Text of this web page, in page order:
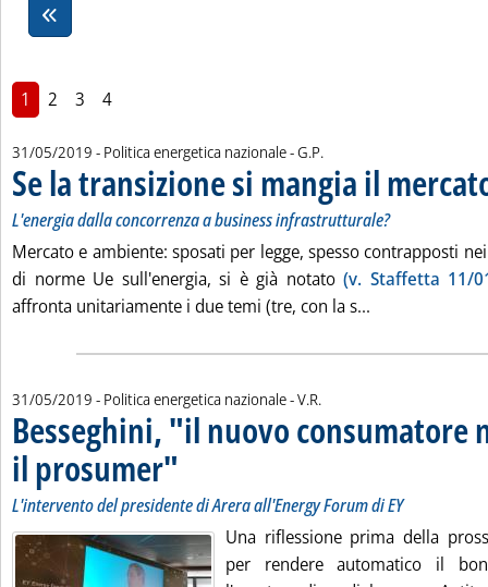
1 2 3 4
31/05/2019 - Politica energetica nazionale -di:
G.P.
Se la transizione si mangia il
L'energia dalla concorrenza a business infrastrutturale?
Mercato e ambiente: sposati per legge, spesso contrapposti
di norme Ue sull'energia, si è già notato (v. Staffetta 11/
affronta unitariamente i due temi (tre, con la s...
31/05/2019 - Politica energetica nazionale -di:
V.R.
Besseghini, "il nuovo consumatore
il prosumer"
L'intervento del presidente di Arera all'Energy Forum di EY
Una riflessione prima della
per rendere automatico il